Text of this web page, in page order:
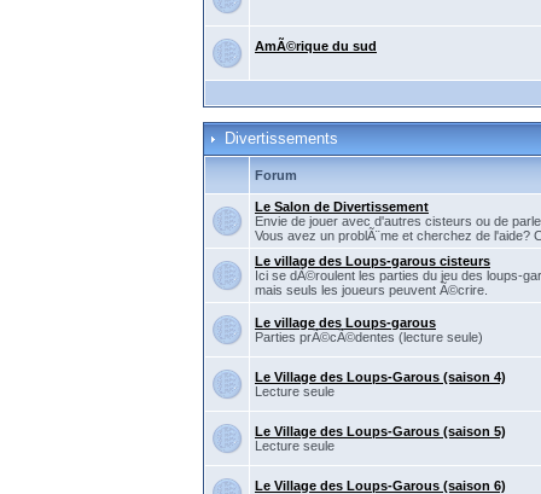
AmÃ©rique du sud
Divertissements
Forum
Le Salon de Divertissement
Envie de jouer avec d'autres cisteurs ou de
Vous avez un problÃ¨me et cherchez de l'aide?
Le village des Loups-garous cisteurs
Ici se dÃ©roulent les parties du jeu des loups-
mais seuls les joueurs peuvent Ã©crire.
Le village des Loups-garous
Parties prÃ©cÃ©dentes (lecture seule)
Le Village des Loups-Garous (saison 4)
Lecture seule
Le Village des Loups-Garous (saison 5)
Lecture seule
Le Village des Loups-Garous (saison 6)